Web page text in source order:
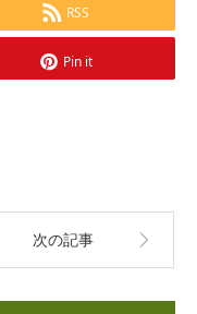
RSS
Pin it
次の記事